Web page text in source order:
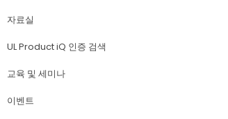
자료실
UL Product iQ 인증 검색
교육 및 세미나
이벤트